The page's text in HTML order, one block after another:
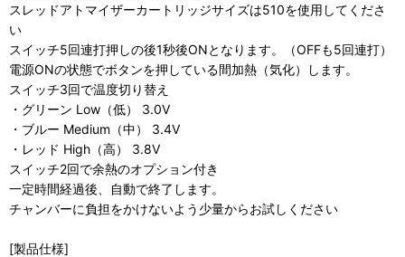
スレッドアトマイザーカートリッジサイズは510を使用してくださ
い
スイッチ5回連打押しの後1秒後ONとなります。（OFFも5回連打）
電源ONの状態でボタンを押している間加熱（気化）します。
スイッチ3回で温度切り替え
・グリーン Low（低） 3.0V
・ブルー Medium（中） 3.4V
・レッド High（高） 3.8V
スイッチ2回で余熱のオプション付き
一定時間経過後、自動で終了します。
チャンバーに負担をかけないよう少量からお試しください
[製品仕様]